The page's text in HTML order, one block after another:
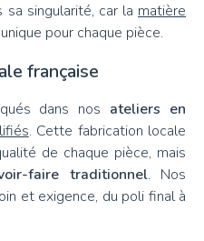
singularité, car la matière
pour chaque pièce.
française
dans nos ateliers en
. Cette fabrication locale
de chaque pièce, mais
faire traditionnel. Nos
et exigence, du poli final à